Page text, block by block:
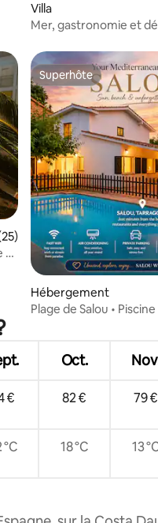
Villa
Mer, gastronomie et
: 4,8 sur 5
moyenne sur la base de
et
Superhôte
Superhôte
Hébergement
Plage de Salou •
Oct.
€ 82 € 79 €
°C 18 °C 13